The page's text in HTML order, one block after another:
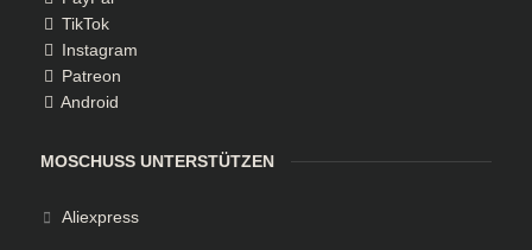
TikTok
Instagram
Patreon
Android
MOSCHUSS UNTERSTÜTZEN
Aliexpress